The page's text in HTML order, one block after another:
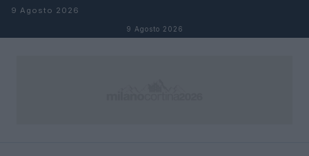
Salta al contenuto
9 Agosto 2026
9 Agosto 2026